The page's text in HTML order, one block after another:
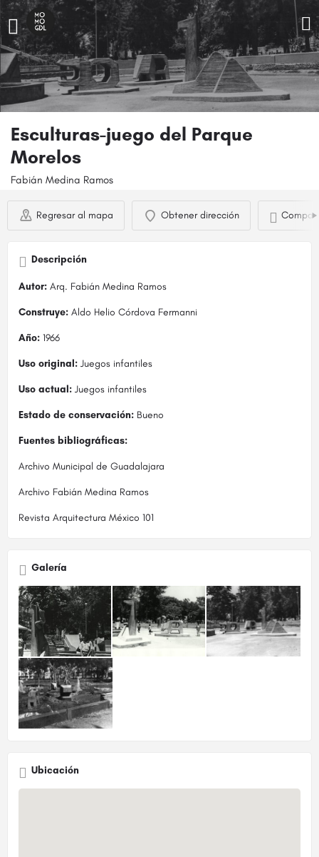
Esculturas-juego del Parque
Morelos
Fabián Medina Ramos
Regresar al mapa Obtener dirección
Descripción
Autor: Arq. Fabián Medina Ramos
Construye: Aldo Helio Córdova Fermanni
Año: 1966
Uso original: Juegos infantiles
Uso actual: Juegos infantiles
Estado de conservación: Bueno
Fuentes bibliográficas:
Archivo Municipal de Guadalajara
Archivo Fabián Medina Ramos
Revista Arquitectura México 101
Galería
Ubicación